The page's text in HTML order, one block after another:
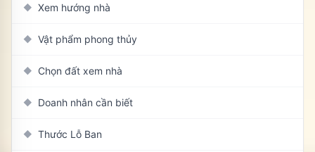
◆ Xem hướng nhà
◆ Vật phẩm phong thủy
◆ Chọn đất xem nhà
◆ Doanh nhân cần biết
◆ Thước Lỗ Ban